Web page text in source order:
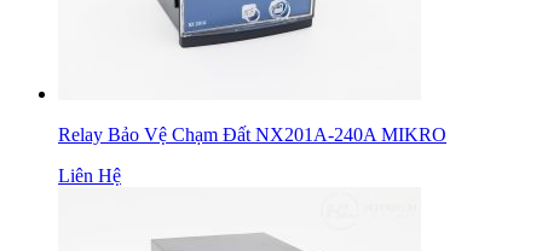
Relay Bảo Vệ Chạm Đất NX201A-240A MIKRO
Liên Hệ